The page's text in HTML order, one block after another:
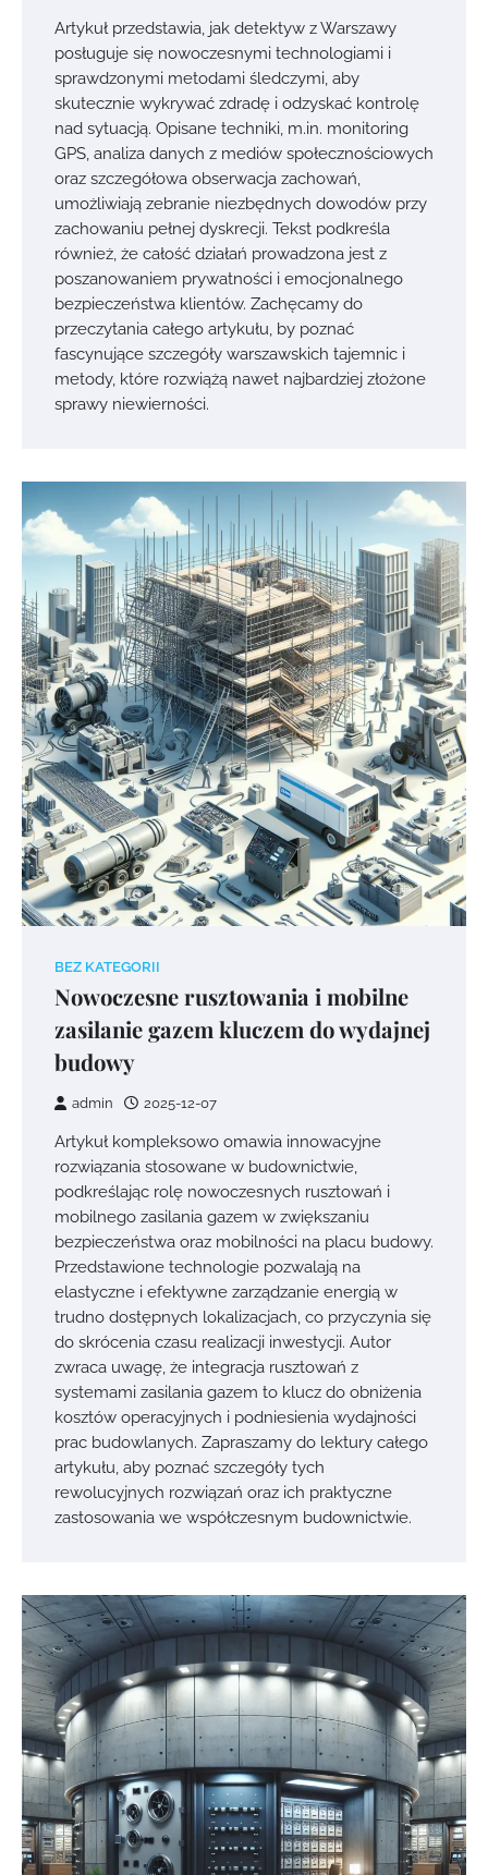
Artykuł przedstawia, jak detektyw z Warszawy
posługuje się nowoczesnymi technologiami i
sprawdzonymi metodami śledczymi, aby
skutecznie wykrywać zdradę i odzyskać kontrolę
nad sytuacją. Opisane techniki, m.in. monitoring
GPS, analiza danych z mediów społecznościowych
oraz szczegółowa obserwacja zachowań,
umożliwiają zebranie niezbędnych dowodów przy
zachowaniu pełnej dyskrecji. Tekst podkreśla
również, że całość działań prowadzona jest z
poszanowaniem prywatności i emocjonalnego
bezpieczeństwa klientów. Zachęcamy do
przeczytania całego artykułu, by poznać
fascynujące szczegóły warszawskich tajemnic i
metody, które rozwiążą nawet najbardziej złożone
sprawy niewierności.
BEZ KATEGORII
Nowoczesne rusztowania i mobilne
zasilanie gazem kluczem do wydajnej
budowy
admin 2025-12-07
Artykuł kompleksowo omawia innowacyjne
rozwiązania stosowane w budownictwie,
podkreślając rolę nowoczesnych rusztowań i
mobilnego zasilania gazem w zwiększaniu
bezpieczeństwa oraz mobilności na placu budowy.
Przedstawione technologie pozwalają na
elastyczne i efektywne zarządzanie energią w
trudno dostępnych lokalizacjach, co przyczynia się
do skrócenia czasu realizacji inwestycji. Autor
zwraca uwagę, że integracja rusztowań z
systemami zasilania gazem to klucz do obniżenia
kosztów operacyjnych i podniesienia wydajności
prac budowlanych. Zapraszamy do lektury całego
artykułu, aby poznać szczegóły tych
rewolucyjnych rozwiązań oraz ich praktyczne
zastosowania we współczesnym budownictwie.